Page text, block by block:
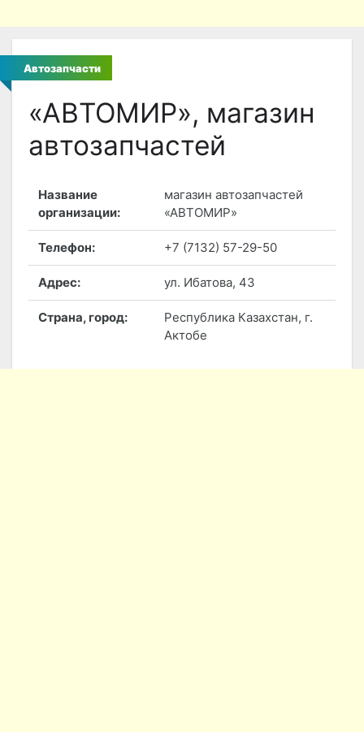
Автозапчасти
«АВТОМИР», магазин
автозапчастей
Название
организации:
магазин автозапчастей
«АВТОМИР»
Телефон: +7 (7132) 57-29-50
Адрес: ул. Ибатова, 43
Страна, город:
Республика Казахстан, г.
Актобе